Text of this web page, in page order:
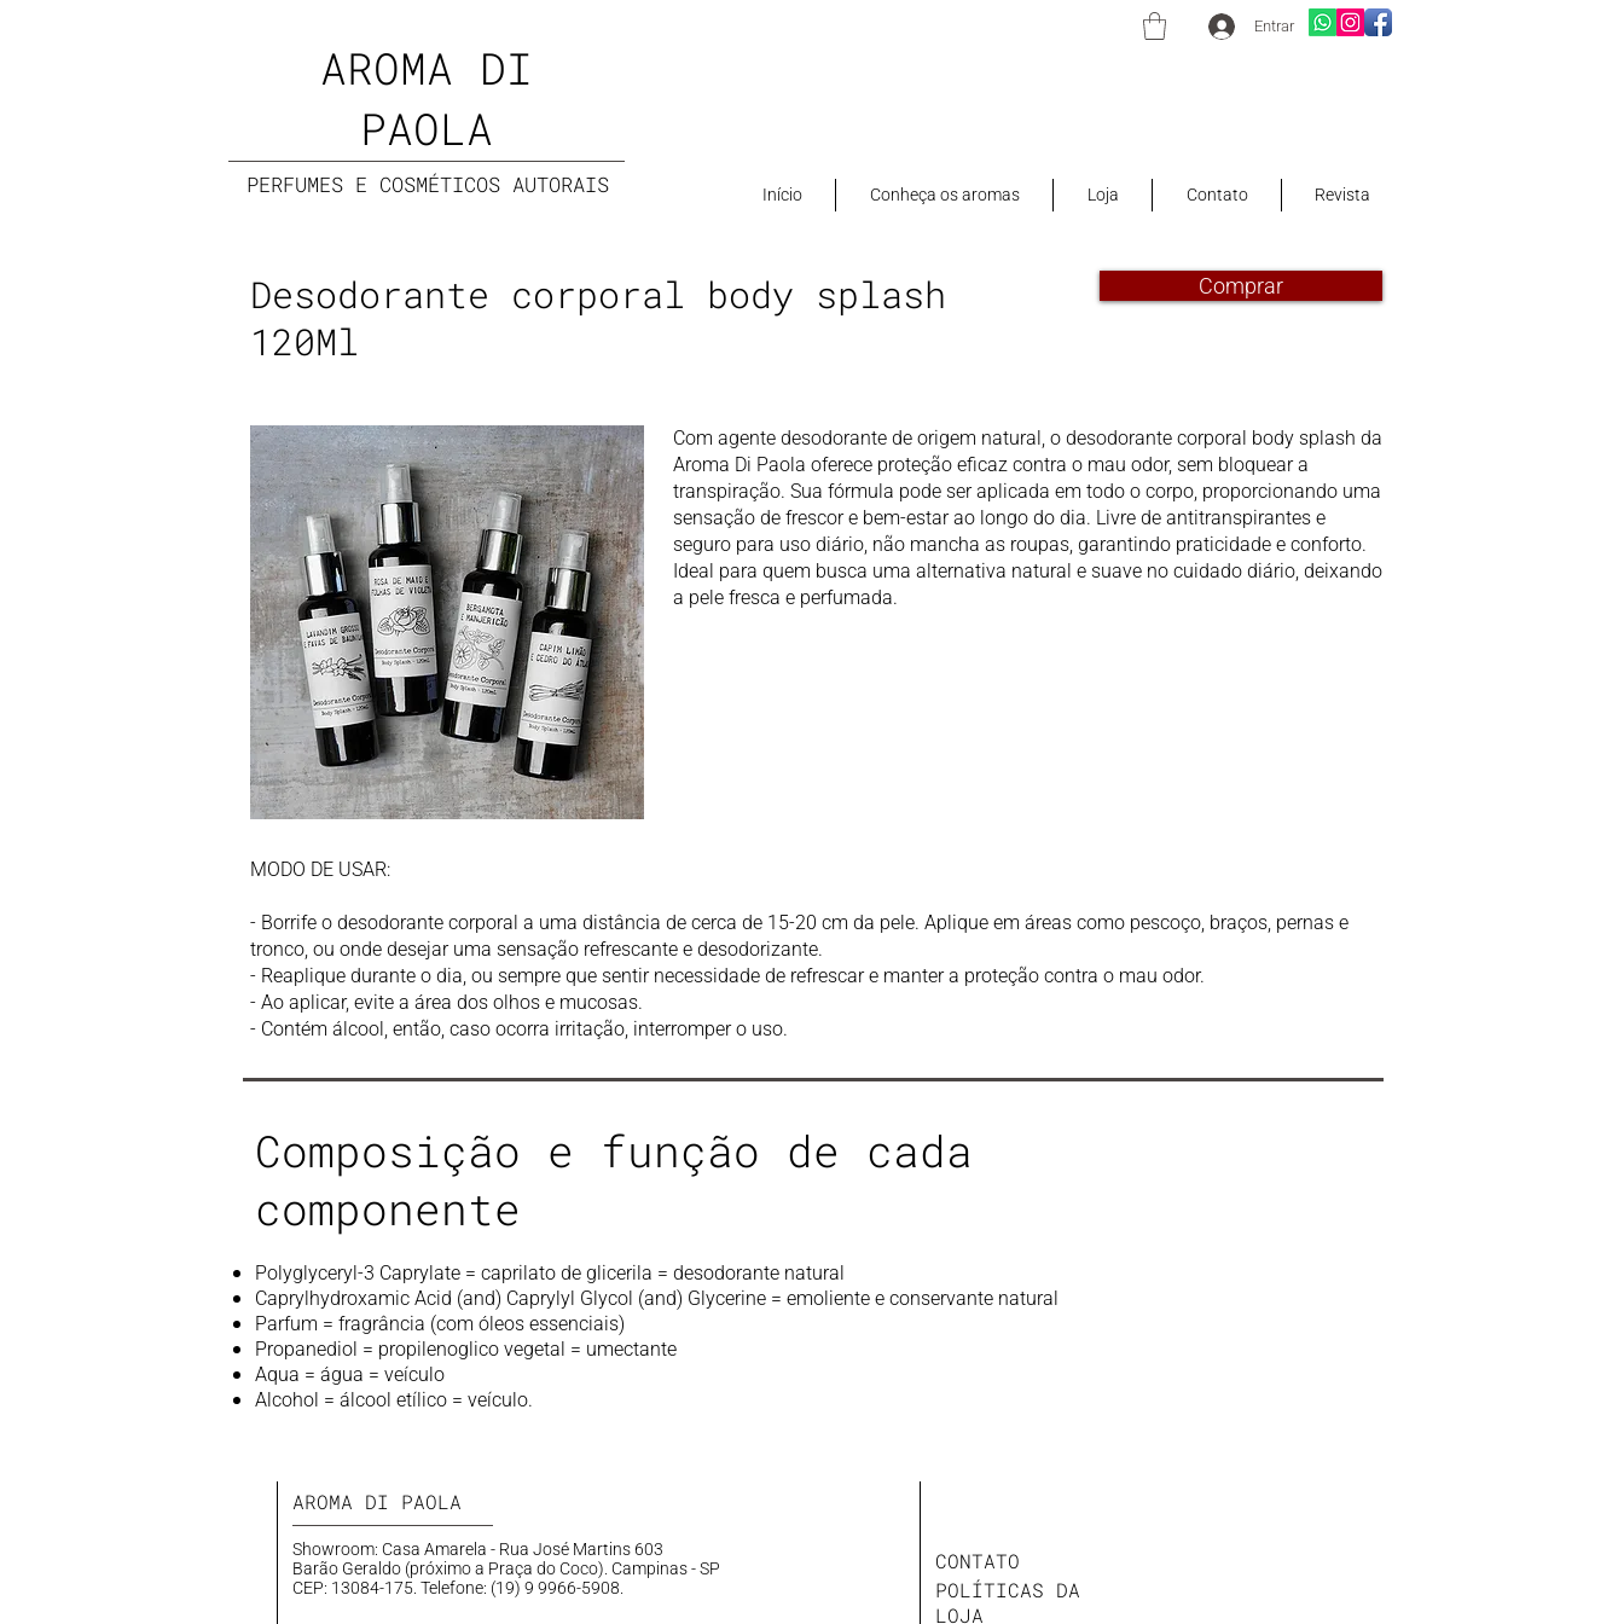
AROMA DI
PAOLA
PERFUMES E COSMÉTICOS AUTORAIS
Entrar
Início Conheça os aromas Loja Contato Revista
Desodorante corporal body splash
120Ml
Comprar
Com agente desodorante de origem natural, o desodorante corporal body splash da
Aroma Di Paola oferece proteção eficaz contra o mau odor, sem bloquear a
transpiração. Sua fórmula pode ser aplicada em todo o corpo, proporcionando uma
sensação de frescor e bem-estar ao longo do dia. Livre de antitranspirantes e
seguro para uso diário, não mancha as roupas, garantindo praticidade e conforto.
Ideal para quem busca uma alternativa natural e suave no cuidado diário, deixando
a pele fresca e perfumada.
MODO DE USAR:
- Borrife o desodorante corporal a uma distância de cerca de 15-20 cm da pele. Aplique em áreas como pescoço, braços, pernas e
tronco, ou onde desejar uma sensação refrescante e desodorizante.
- Reaplique durante o dia, ou sempre que sentir necessidade de refrescar e manter a proteção contra o mau odor.
- Ao aplicar, evite a área dos olhos e mucosas.
- Contém álcool, então, caso ocorra irritação, interromper o uso.
Composição e função de cada
componente
Polyglyceryl-3 Caprylate = caprilato de glicerila = desodorante natural
Caprylhydroxamic Acid (and) Caprylyl Glycol (and) Glycerine = emoliente e conservante natural
Parfum = fragrância (com óleos essenciais)
Propanediol = propilenoglico vegetal = umectante
Aqua = água = veículo
Alcohol = álcool etílico = veículo.
AROMA DI PAOLA
Showroom: Casa Amarela - Rua José Martins 603
Barão Geraldo (próximo a Praça do Coco). Campinas - SP
CEP: 13084-175. Telefone: (19) 9 9966-5908.
CONTATO
POLÍTICAS DA
LOJA